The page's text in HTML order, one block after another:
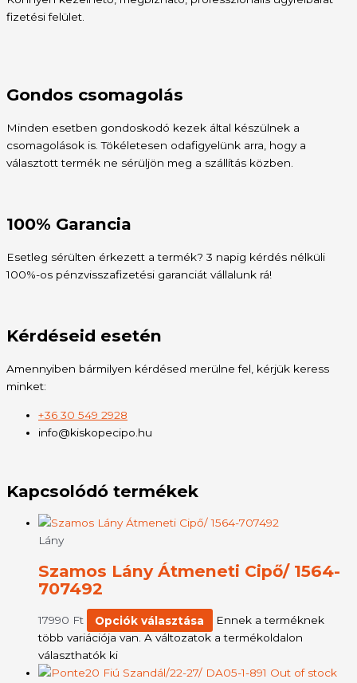
fizetési felület.
Gondos csomagolás
Minden esetben gondoskodó kezek által készülnek a
csomagolások is. Tökéletesen odafigyelünk arra, hogy a
választott termék ne sérüljön meg a szállítás közben.
100% Garancia
Esetleg sérülten érkezett a termék? 3 napig kérdés nélküli
100%-os pénzvisszafizetési garanciát vállalunk rá!
Kérdéseid esetén
Amennyiben bármilyen kérdésed merülne fel, kérjük keress
minket:
+36 30 549 2928
info@kiskopecipo.hu
Kapcsolódó termékek
Lány
Szamos Lány Átmeneti Cipő/ 1564-
707492
17990 Ft Opciók választása
Ennek a terméknek
több variációja van. A változatok a termékoldalon
választhatók ki
Out of stock